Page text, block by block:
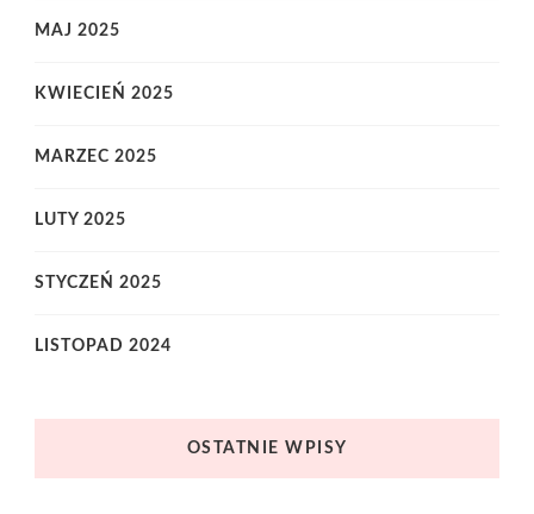
MAJ 2025
KWIECIEŃ 2025
MARZEC 2025
LUTY 2025
STYCZEŃ 2025
LISTOPAD 2024
OSTATNIE WPISY